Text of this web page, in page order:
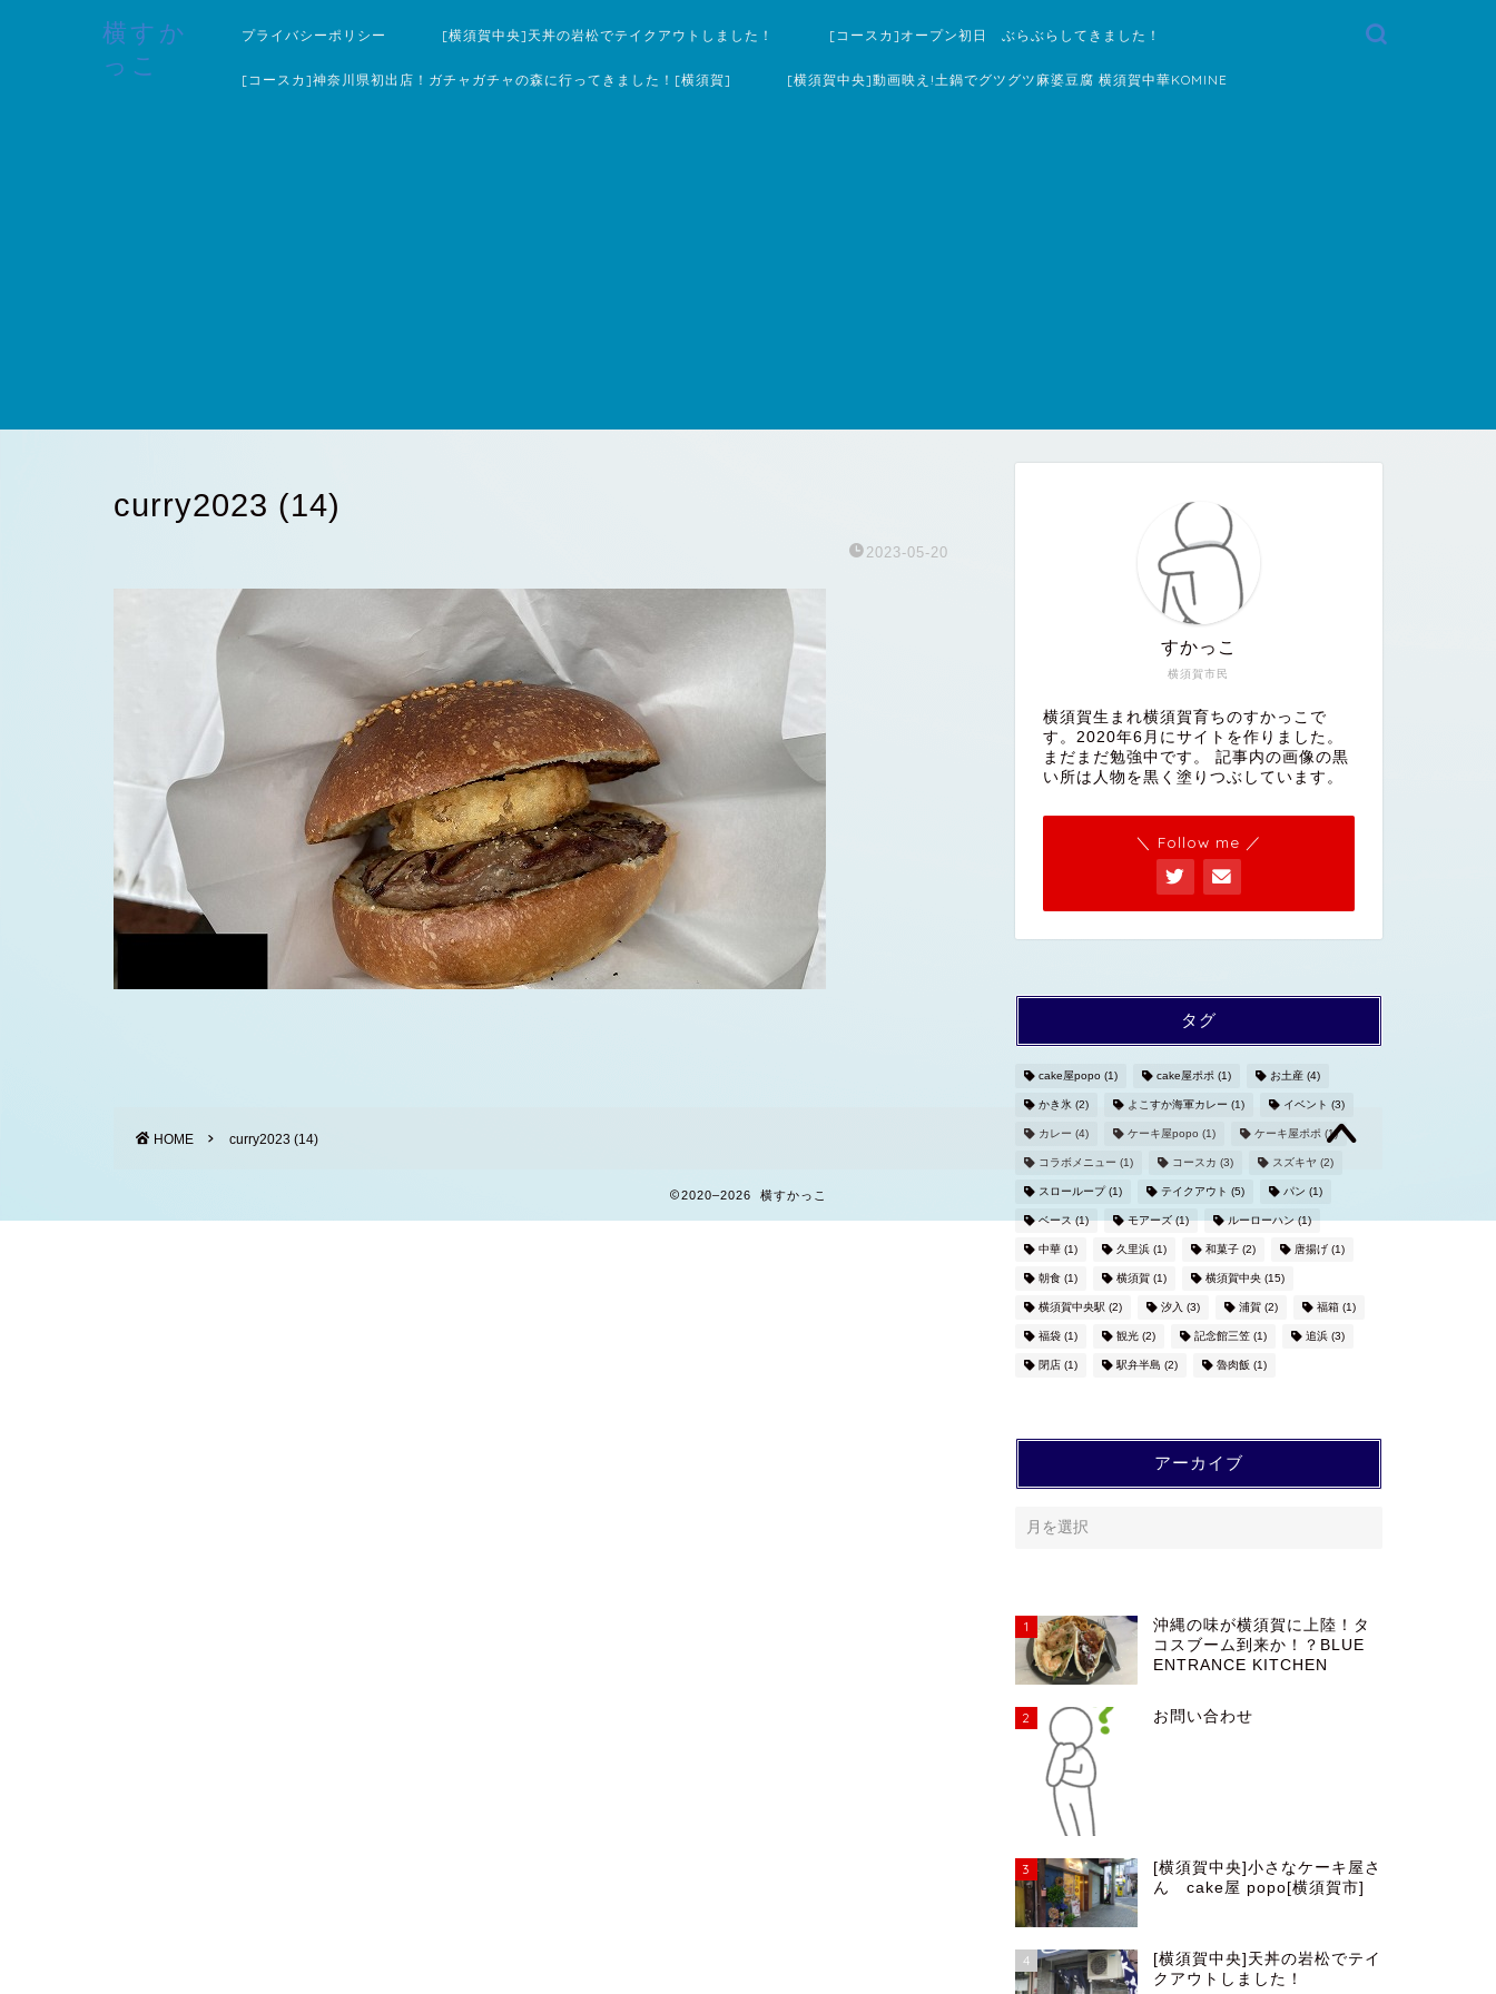
横すか
っこ
プライバシーポリシー [横須賀中央]天丼の岩松でテイクアウトしました！ [コースカ]オープン初日 ぶらぶらしてきました！
[コースカ]神奈川県初出店！ガチャガチャの森に行ってきました！[横須賀] [横須賀中央]動画映え!土鍋でグツグツ麻婆豆腐 横須賀中華KOMINE
curry2023 (14)
2023-05-20
横須賀市民
すかっこ
横須賀生まれ横須賀育ちのすかっこで
す。2020年6月にサイトを作りました。
まだまだ勉強中です。 記事内の画像の黒
い所は人物を黒く塗りつぶしています。
＼ Follow me ／
タグ
cake屋popo (1) cake屋ポポ (1) お土産(4)
かき氷 (2) よこすか海軍カレー (1) イベント (3)
カレー (4) ケーキ屋popo (1) ケーキ屋ポポ (1)
コラボメニュー (1) コースカ (3) スズキヤ (2)
スローループ(1) テイクアウト (5) パン (1)
ベース(1) モアーズ(1) ルーローハン(1)
中華(1) 久里浜(1) 和菓子(2) 唐揚げ(1)
朝食(1) 横須賀(1) 横須賀中央(15)
横須賀中央駅 (2) 汐入 (3) 浦賀(2) 福箱(1)
福袋(1) 観光(2) 記念館三笠(1) 追浜(3)
閉店(1) 駅弁半島 (2) 魯肉飯 (1)
アーカイブ
1
沖縄の味が横須賀に上陸！タ
コスブーム到来か！？BLUE
ENTRANCE KITCHEN
2 お問い合わせ
3
[横須賀中央]小さなケーキ屋さ
ん cake屋 popo[横須賀市]
4
[横須賀中央]天丼の岩松でテイ
クアウトしました！
HOME curry2023 (14)
2020–2026 横すかっこ